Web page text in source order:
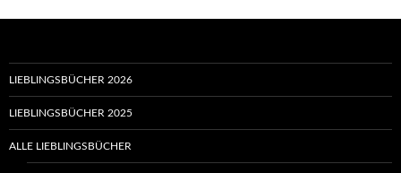
LIEBLINGSBÜCHER 2026
LIEBLINGSBÜCHER 2025
ALLE LIEBLINGSBÜCHER